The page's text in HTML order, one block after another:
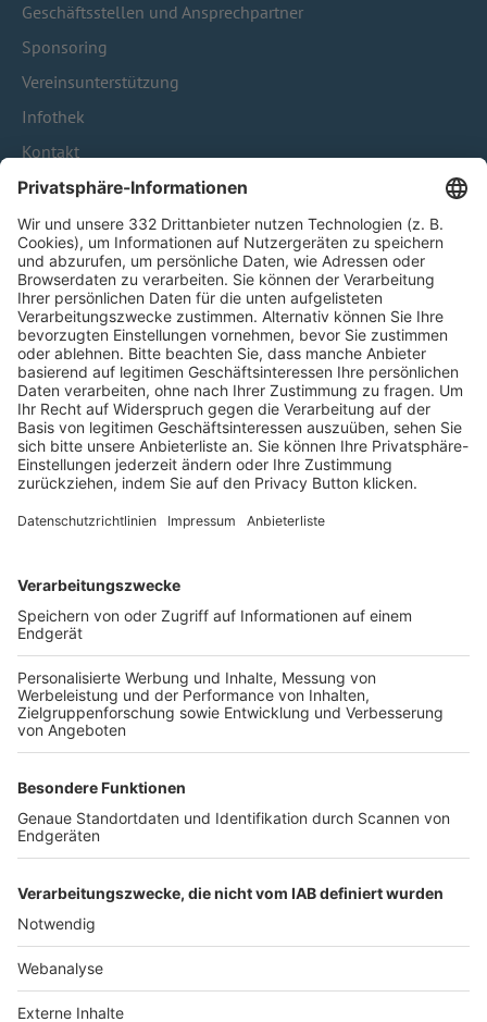
Geschäftsstellen und Ansprechpartner
Sponsoring
Vereinsunterstützung
Infothek
Kontakt
HÄUFIG BESUCHTE SEITEN
Pässe und Vereinswechsel
Trainerausbildung
Schulungsangebot Vereinsmitarbeiter
BFV-Geschäftsstellen
Trainerbörse
Login SpielPlus
FOLGE DEM BFV
TOP-VEREINE
TOP-PARTNER
Nutzungsbedingungen Datenschutz Impressum